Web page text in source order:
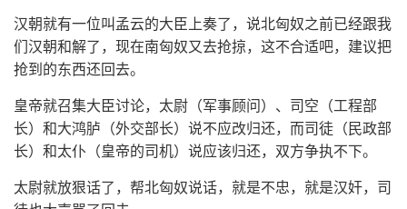
汉朝就有一位叫孟云的大臣上奏了，说北匈奴之前已经跟我
们汉朝和解了，现在南匈奴又去抢掠，这不合适吧，建议把
抢到的东西还回去。
皇帝就召集大臣讨论，太尉（军事顾问）、司空（工程部
长）和大鸿胪（外交部长）说不应改归还，而司徒（民政部
长）和太仆（皇帝的司机）说应该归还，双方争执不下。
太尉就放狠话了，帮北匈奴说话，就是不忠，就是汉奸，司